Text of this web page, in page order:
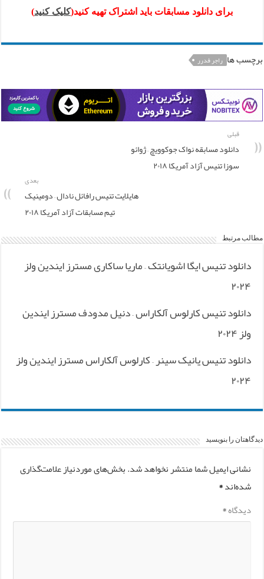
برای دانلود مسابقات باید اشتراک تهیه کنید(کلیک کنید)
برچسب ها راجر فدرر
قبلی
دانلود مسابقه نواک جوکوویچ – ژوائو
سوزا تنیس آزاد آمریکا ۲۰۱۸
بعدی
هایلایت تنیس رافائل نادال – دومینیک
تیم مسابقات آزاد آمریکا ۲۰۱۸
مطالب مرتبط
دانلود تنیس ایگا اشویانتک – ماریا ساکاری مسترز ایندین ولز
۲۰۲۴
دانلود تنیس کارلوس آلکاراس – دنیل مدودف مسترز ایندین
ولز ۲۰۲۴
دانلود تنیس یانیک سینر – کارلوس آلکاراس مسترز ایندین ولز
۲۰۲۴
دیدگاهتان را بنویسید
نشانی ایمیل شما منتشر نخواهد شد.بخش‌های موردنیاز علامت‌گذاری
شده‌اند*
دیدگاه*